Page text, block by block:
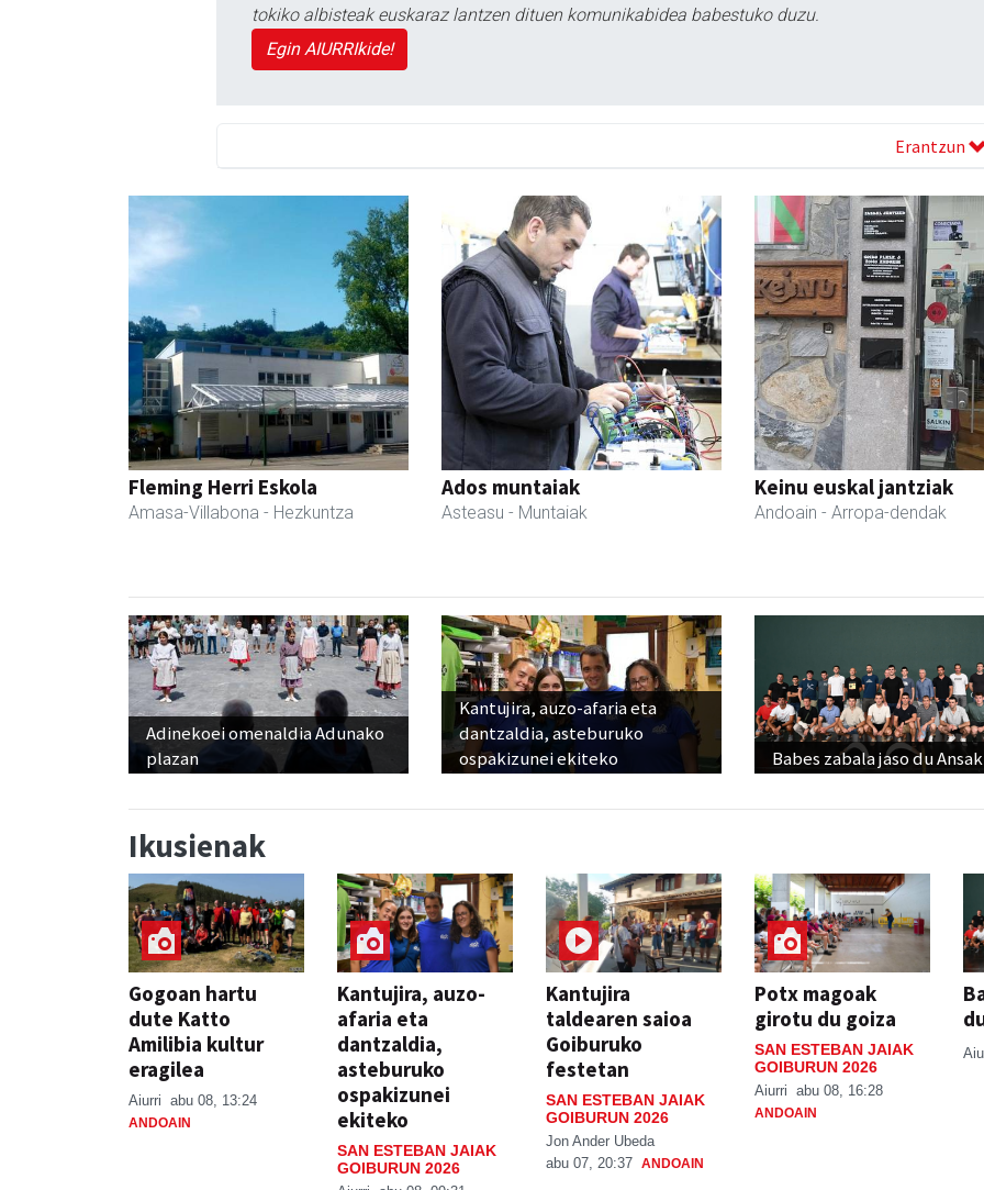
tokiko albisteak euskaraz lantzen dituen komunikabidea babestuko duzu.
Egin AIURRIkide!
Erantzun
Fleming Herri Eskola
Amasa-Villabona - Hezkuntza
Ados muntaiak
Asteasu - Muntaiak
Keinu euskal jantziak
Andoain - Arropa-dendak
Adinekoei omenaldia Adunako
plazan
Kantujira, auzo-afaria eta
dantzaldia, asteburuko
ospakizunei ekiteko
Babes zabala jaso du Ansak
Ikusienak
Gogoan hartu
dute Katto
Amilibia kultur
eragilea
Aiurri abu 08, 13:24
ANDOAIN
Kantujira, auzo-
afaria eta
dantzaldia,
asteburuko
ospakizunei
ekiteko
SAN ESTEBAN JAIAK
GOIBURUN 2026
Kantujira
taldearen saioa
Goiburuko
festetan
SAN ESTEBAN JAIAK
GOIBURUN 2026
Jon Ander Ubeda
abu 07, 20:37 ANDOAIN
Potx magoak
girotu du goiza
SAN ESTEBAN JAIAK
GOIBURUN 2026
Aiurri abu 08, 16:28
ANDOAIN